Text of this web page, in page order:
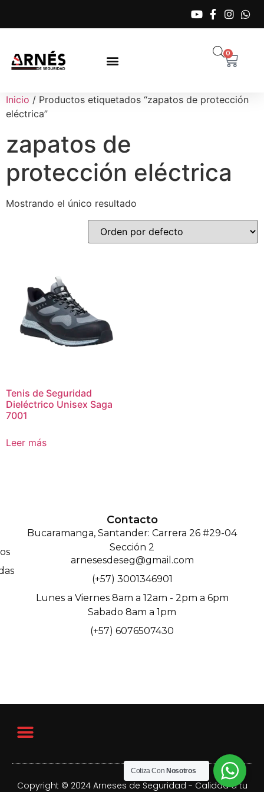
0
Inicio / Productos etiquetados “zapatos de protección
eléctrica”
zapatos de
protección eléctrica
Mostrando el único resultado
Tenis de Seguridad
Dieléctrico Unisex Saga
7001
Leer más
Contacto
Bucaramanga, Santander: Carrera 26 #29-04
Sección 2
arnesesdeseg@gmail.com
(+57) 3001346901
Lunes a Viernes 8am a 12am - 2pm a 6pm
Sabado 8am a 1pm
(+57) 6076507430
Copyright © 2024 Arneses de Seguridad - Calidad a tu
Cotiza Con Nosotros